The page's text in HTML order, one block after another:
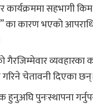
सहभागी किम
का कारण भएको
चेतावनी दिएका
पुनःस्थापना